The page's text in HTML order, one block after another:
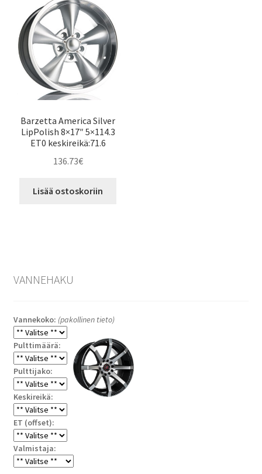
Barzetta America Silver
LipPolish 8×17″ 5×114.3
ET0 keskireikä:71.6
136.73€
Lisää ostoskoriin
VANNEHAKU
Vannekoko: (pakollinen tieto)
Pulttimäärä:
Pulttijako:
Keskireikä:
ET (offset):
Valmistaja: